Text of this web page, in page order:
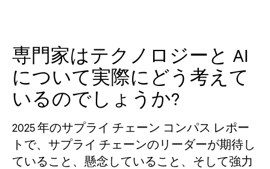
専門家はテクノロジーと AI
について実際にどう考えて
いるのでしょうか?
2025 年のサプライ チェーン コンパス レポー
トで、サプライ チェーンのリーダーが期待し
ていること、懸念していること、そして強力